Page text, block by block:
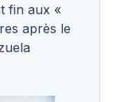
fin aux «
après le